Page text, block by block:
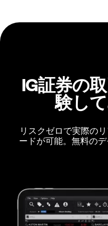
IG証券の
験し
リスクゼロで実際の
ードが可能。無料の